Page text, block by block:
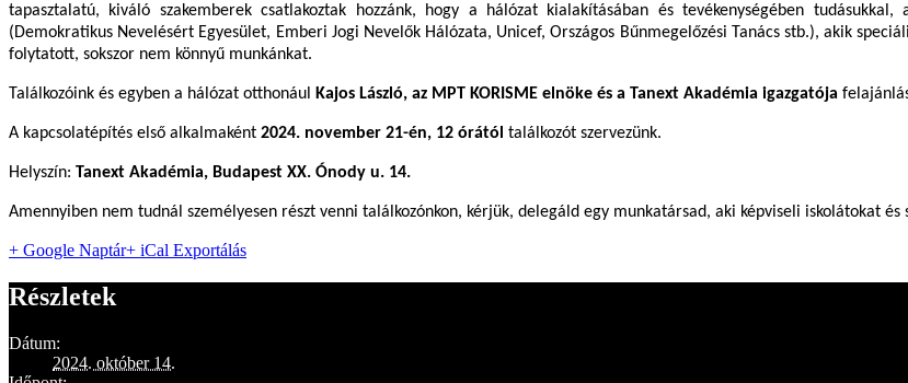
tapasztalatú, kiváló szakemberek csatlakoztak hozzánk, hogy a hálózat kialakításában és tevékenységében
(Demokratikus Nevelésért Egyesület, Emberi Jogi Nevelők Hálózata, Unicef, Országos Bűnmegelőzési Tanács stb.), akik
folytatott, sokszor nem könnyű munkánkat.
Találkozóink és egyben a hálózat otthonául Kajos László, az MPT KORISME elnöke és a Tanext Akadémia igazgatója
A kapcsolatépítés első alkalmaként 2024. november 21-én, 12 órától találkozót szervezünk.
Helyszín: Tanext Akadémia, Budapest XX. Ónody u. 14.
Amennyiben nem tudnál személyesen részt venni találkozónkon, kérjük, delegáld egy munkatársad, aki képviseli iskolátokat és
+ Google Naptár+ iCal Exportálás
Részletek
Dátum:
2024. október 14.